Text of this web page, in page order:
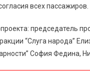
всех пассажиров.
председатель
“Слуга народа”
София Федина,